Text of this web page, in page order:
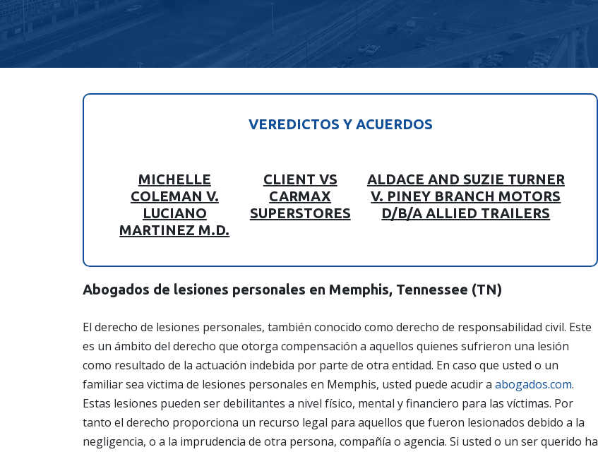
VEREDICTOS Y ACUERDOS
MICHELLE
COLEMAN V.
LUCIANO
MARTINEZ M.D.
CLIENT VS
CARMAX
SUPERSTORES
ALDACE AND SUZIE TURNER
V. PINEY BRANCH MOTORS
D/B/A ALLIED TRAILERS
Abogados de lesiones personales en Memphis, Tennessee (TN)
El derecho de lesiones personales, también conocido como derecho de responsabilidad civil. Este
es un ámbito del derecho que otorga compensación a aquellos quienes sufrieron una lesión
como resultado de la actuación indebida por parte de otra entidad. En caso que usted o un
familiar sea victima de lesiones personales en Memphis, usted puede acudir a abogados.com.
Estas lesiones pueden ser debilitantes a nivel físico, mental y financiero para las víctimas. Por
tanto el derecho proporciona un recurso legal para aquellos que fueron lesionados debido a la
negligencia, o a la imprudencia de otra persona, compañía o agencia. Si usted o un ser querido ha